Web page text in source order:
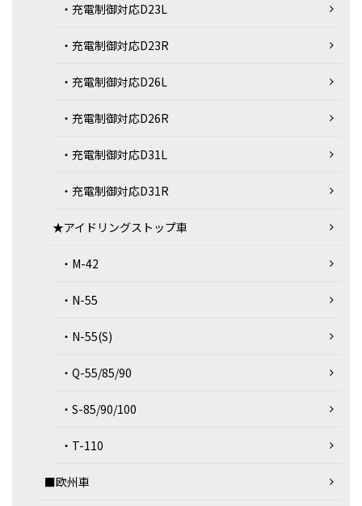
・充電制御対応D23L
・充電制御対応D23R
・充電制御対応D26L
・充電制御対応D26R
・充電制御対応D31L
・充電制御対応D31R
★アイドリングストップ車
・M-42
・N-55
・N-55(S)
・Q-55/85/90
・S-85/90/100
・T-110
■欧州車